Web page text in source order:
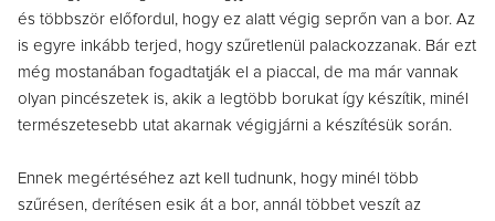
és többször előfordul, hogy ez alatt végig seprőn van a bor. Az
is egyre inkább terjed, hogy szűretlenül palackozzanak. Bár ezt
még mostanában fogadtatják el a piaccal, de ma már vannak
olyan pincészetek is, akik a legtöbb borukat így készítik, minél
természetesebb utat akarnak végigjárni a készítésük során.
Ennek megértéséhez azt kell tudnunk, hogy minél több
szűrésen, derítésen esik át a bor, annál többet veszít az